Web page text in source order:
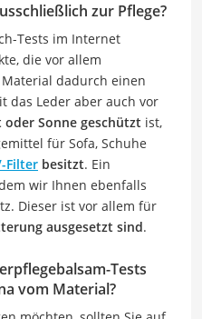
zur Pflege?
Tests im Internet
die vor allem
dadurch einen
das Leder aber auch vor
oder Sonne geschützt ist,
für Sofa, Schuhe
Filter besitzt. Ein
wir Ihnen ebenfalls
Dieser ist vor allem für
ausgesetzt sind.
Tests
vom Material?